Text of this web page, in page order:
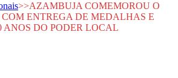
>>AZAMBUJA COMEMOROU O
ENTREGA DE MEDALHAS E
ANOS DO PODER LOCAL